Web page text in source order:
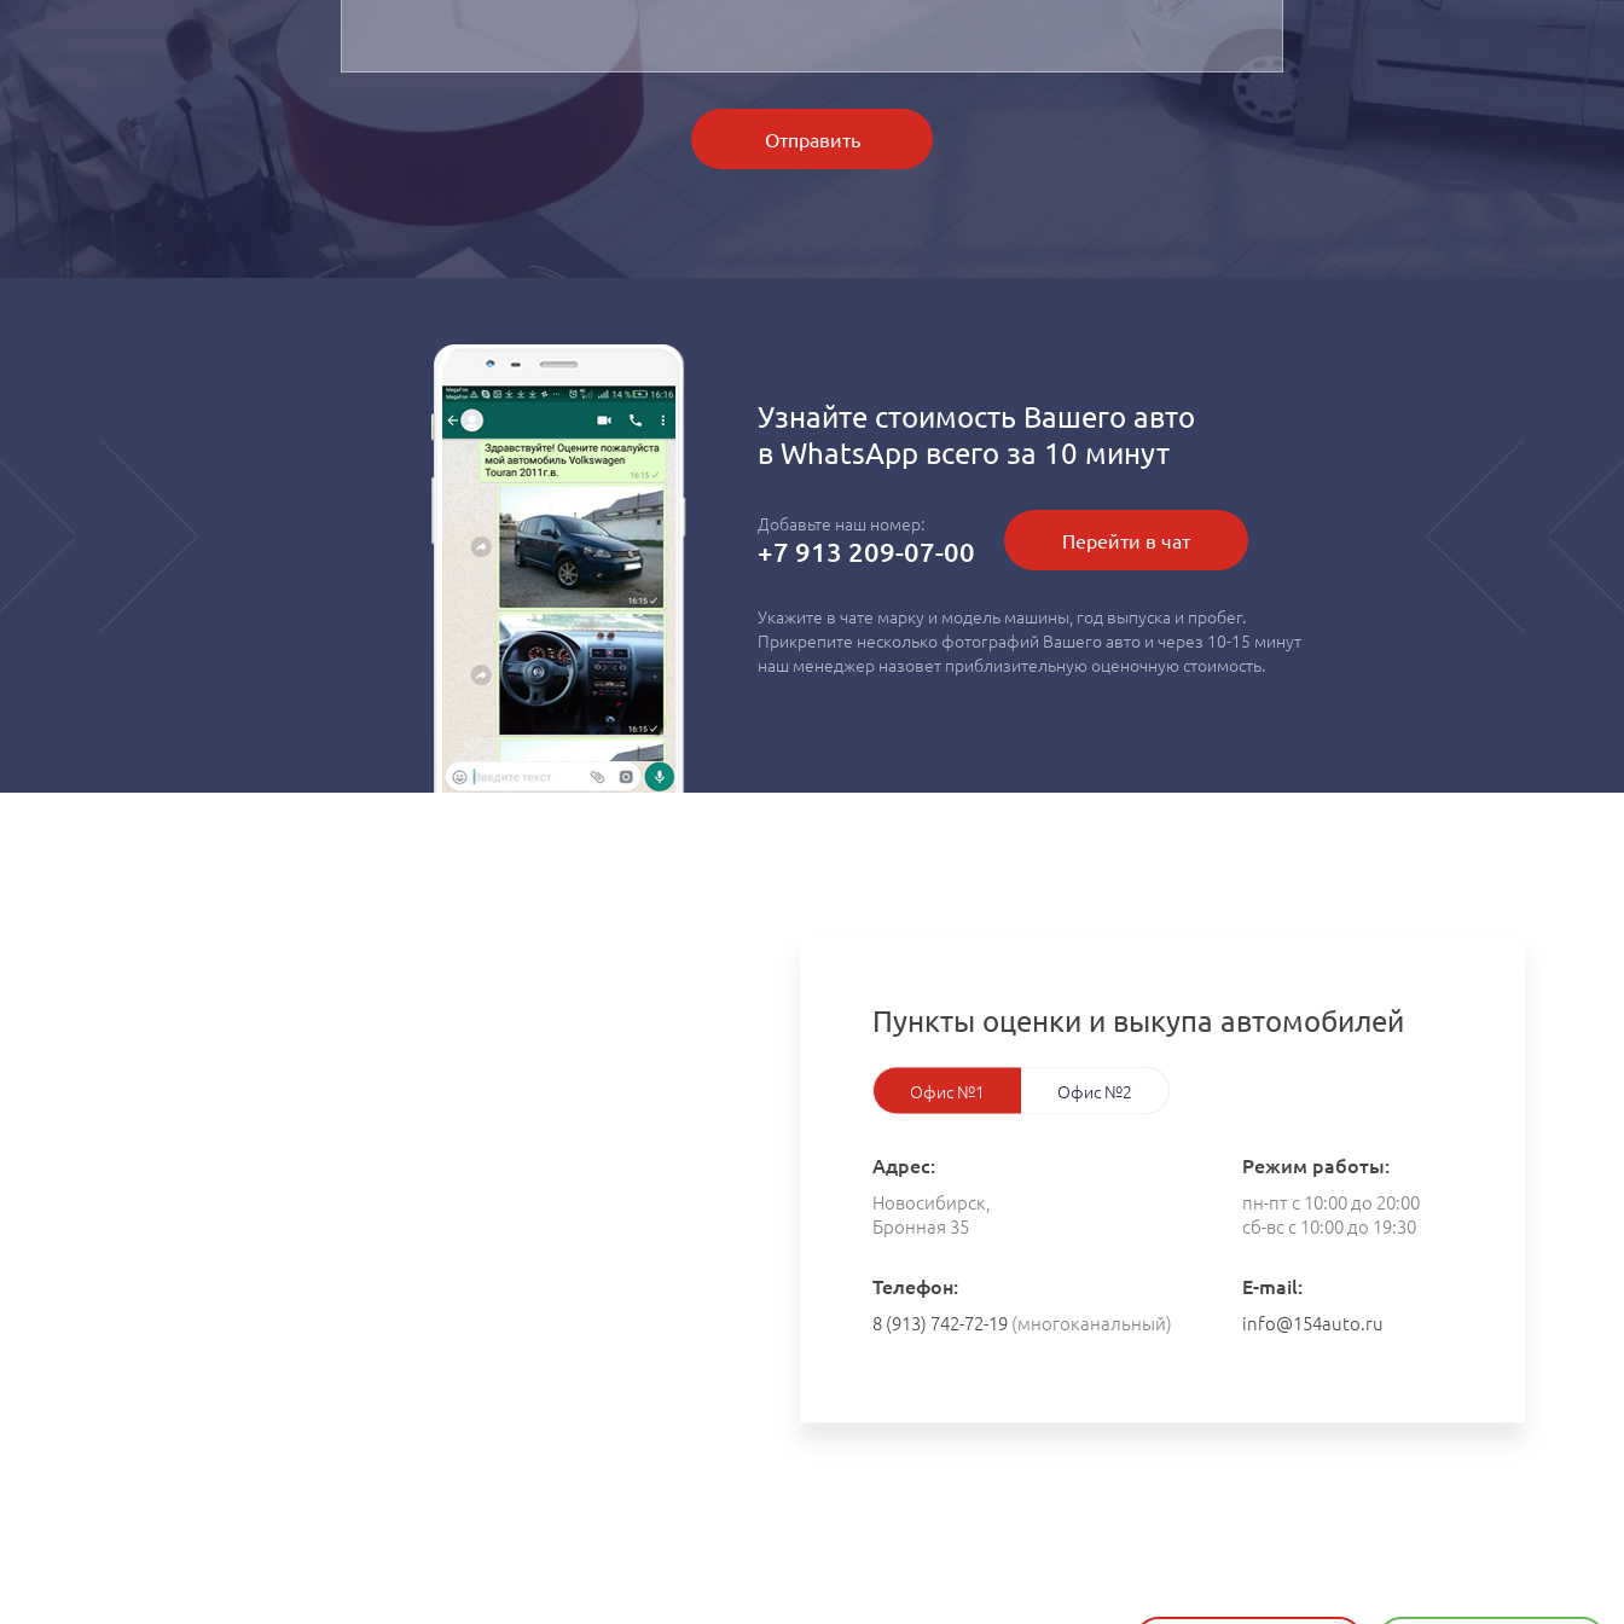
Отправить
Узнайте стоимость Вашего авто
в WhatsApp всего за 10 минут
Добавьте наш номер:
+7 913 209-07-00 Перейти в чат
Укажите в чате марку и модель машины, год выпуска и пробег.
Прикрепите несколько фотографий Вашего авто и через 10-15 минут
наш менеджер назовет приблизительную оценочную стоимость.
Пункты оценки и выкупа автомобилей
Офис №1 Офис №2
Адрес:
Новосибирск,
Бронная 35
Режим работы:
пн-пт с 10:00 до 20:00
сб-вс с 10:00 до 19:30
Телефон:
8 (913) 742-72-19(многоканальный)
E-mail:
info@154auto.ru